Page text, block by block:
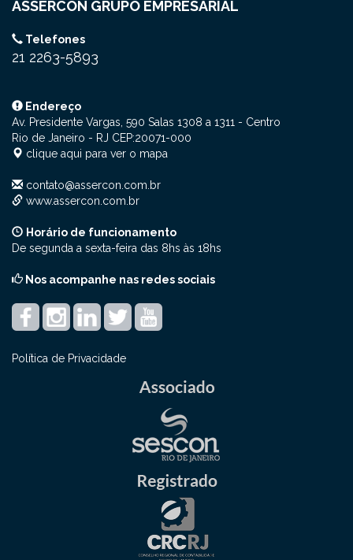
ASSERCON GRUPO EMPRESARIAL
Telefones
21 2263-5893
Endereço
Av. Presidente Vargas, 590 Salas 1308 a 1311 - Centro
Rio de Janeiro - RJ CEP:20071-000
clique aqui para ver o mapa
contato@assercon.com.br
www.assercon.com.br
Horário de funcionamento
De segunda a sexta-feira das 8hs às 18hs
Nos acompanhe nas redes sociais
Política de Privacidade